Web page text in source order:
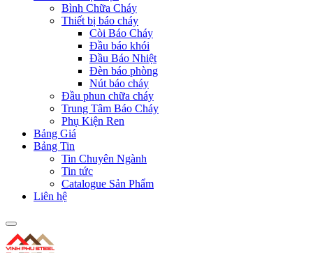
Bình Chữa Cháy
Thiết bị báo cháy
Còi Báo Cháy
Đầu báo khói
Đầu Báo Nhiệt
Đèn báo phòng
Nút báo cháy
Đầu phun chữa cháy
Trung Tâm Báo Cháy
Phụ Kiện Ren
Bảng Giá
Bảng Tin
Tin Chuyên Ngành
Tin tức
Catalogue Sản Phẩm
Liên hệ